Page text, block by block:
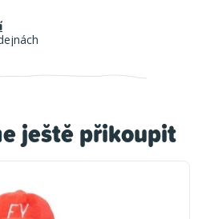
ještě přikoupit